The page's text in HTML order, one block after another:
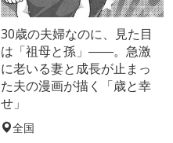
30歳の夫婦なのに、見た目
は「祖母と孫」――。急激
に老いる妻と成長が止まっ
た夫の漫画が描く「歳と幸
せ」
全国